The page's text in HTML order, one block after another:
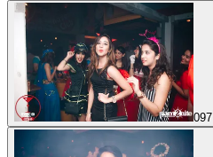
097